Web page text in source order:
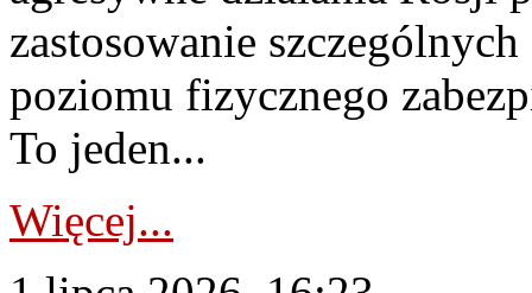
zastosowanie
poziomu fizycznego
To jeden...
Więcej...